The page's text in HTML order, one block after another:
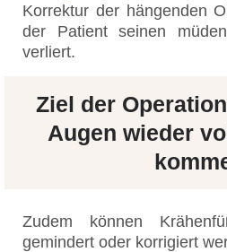
Korrektur der hängenden
der Patient seinen
verliert.
Ziel der
Augen wieder
Zudem können
gemindert oder korrigiert